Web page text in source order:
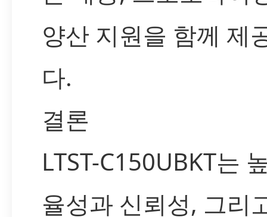
양산 지원을 함께 제
다.
결론
LTST-C150UBKT는
율성과 신뢰성, 그리